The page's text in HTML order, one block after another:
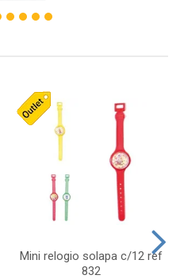
Mini relogio solapa c/12 ref
832